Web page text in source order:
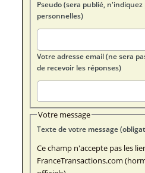
Pseudo (sera publié, n'indiquez
personnelles)
Votre adresse email (ne sera
de recevoir les réponses)
Votre message
Texte de votre
Ce champ n'accepte pas les
FranceTransactions.com